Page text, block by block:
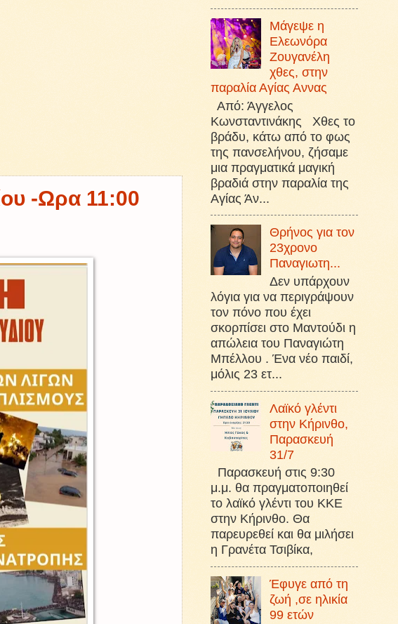
-Ωρα 11:00
Μάγεψε η
Ελεωνόρα
Ζουγανέλη
χθες, στην
παραλία Αγίας Αννας
Από: Άγγελος
Κωνσταντινάκης Χθες το
βράδυ, κάτω από το φως
της πανσελήνου, ζήσαμε
μια πραγματικά μαγική
βραδιά στην παραλία της
Αγίας Άν...
Θρήνος για τον
23χρονο
Παναγιωτη...
Δεν υπάρχουν
λόγια για να περιγράψουν
τον πόνο που έχει
σκορπίσει στο Μαντούδι η
απώλεια του Παναγιώτη
Μπέλλου . Ένα νέο παιδί,
μόλις 23 ετ...
Λαϊκό γλέντι
στην Κήρινθο,
Παρασκευή
31/7
Παρασκευή στις 9:30
μ.μ. θα πραγματοποιηθεί
το λαϊκό γλέντι του ΚΚΕ
στην Κήρινθο. Θα
παρευρεθεί και θα μιλήσει
η Γρανέτα Τσιβίκα,
Έφυγε από τη
ζωή ,σε ηλικία
99 ετών